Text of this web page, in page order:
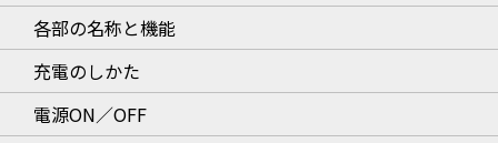
各部の名称と機能
充電のしかた
電源ON／OFF